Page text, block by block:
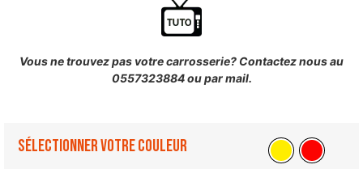
Vous ne trouvez pas votre carrosserie? Contactez nous au
0557323884 ou par mail.
Sélectionner votre couleur